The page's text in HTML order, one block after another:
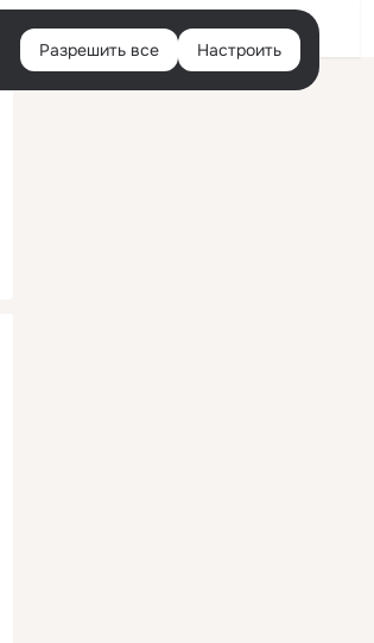
Войти
Разрешить все Настроить